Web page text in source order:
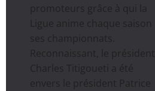
promoteurs grâce à qui la
Ligue anime chaque saison
ses championnats.
Reconnaissant, le président
Charles Titigoueti a été
envers le président Patrice